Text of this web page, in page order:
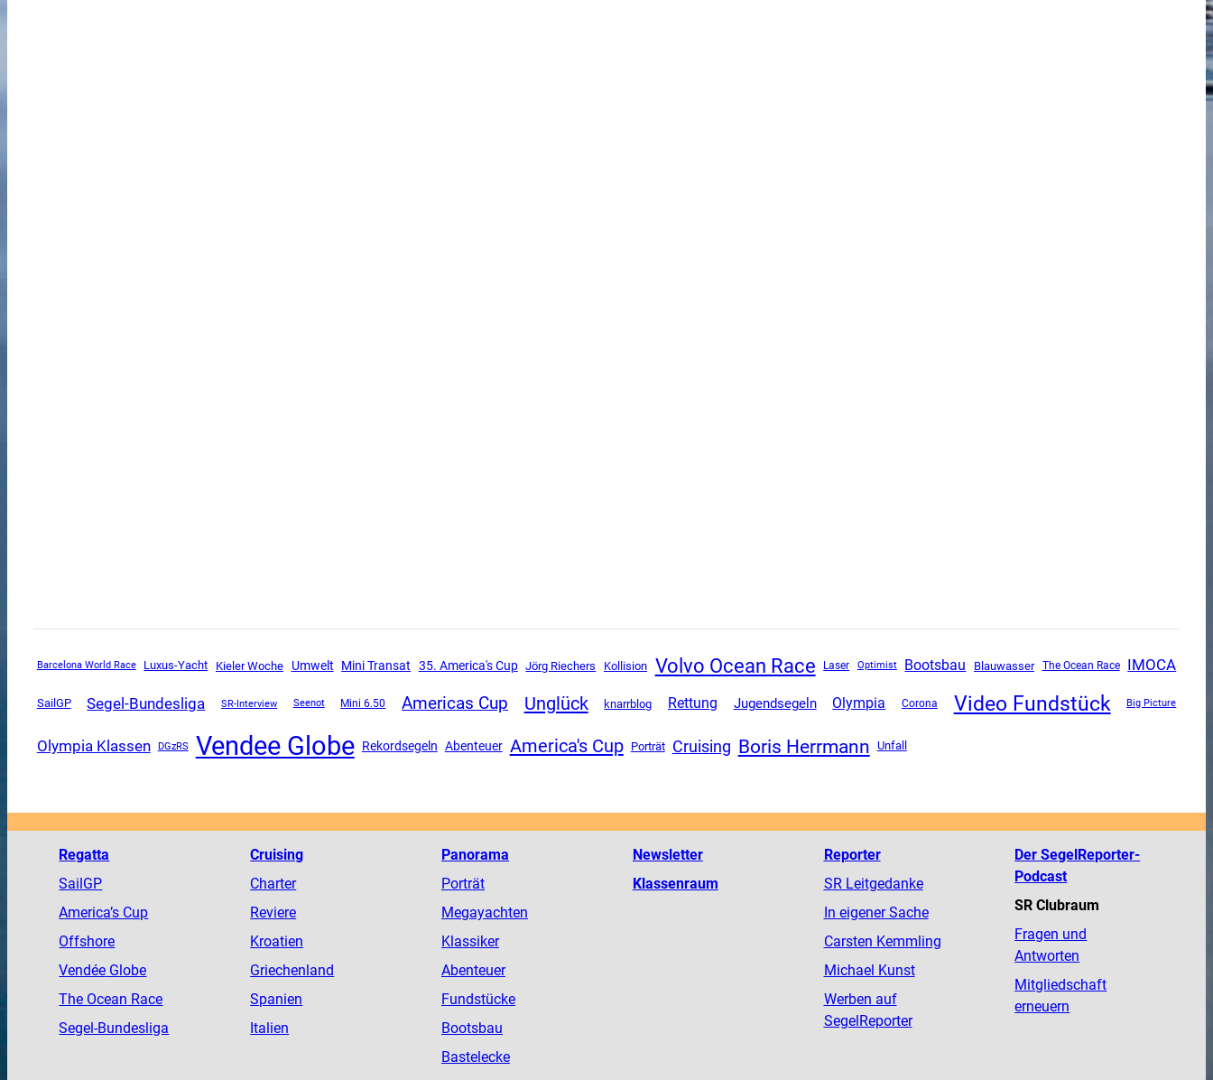
Barcelona World Race Luxus-Yacht Kieler Woche Umwelt Mini Transat 35. America's Cup Jörg Riechers Kollision Volvo Ocean Race Laser Optimist Bootsbau Blauwasser The Ocean Race IMOCA
SailGP Segel-Bundesliga SR-Interview Seenot Mini 6.50 Americas Cup Unglück knarrblog Rettung Jugendsegeln Olympia Corona Video Fundstück Big Picture
Olympia Klassen DGzRS Vendee Globe Rekordsegeln Abenteuer America's Cup Porträt Cruising Boris Herrmann Unfall
Regatta
SailGP
America’s Cup
Offshore
Vendée Globe
The Ocean Race
Segel-Bundesliga
Cruising
Charter
Reviere
Kroatien
Griechenland
Spanien
Italien
Panorama
Porträt
Megayachten
Klassiker
Abenteuer
Fundstücke
Bootsbau
Bastelecke
Newsletter
Klassenraum
Reporter
SR Leitgedanke
In eigener Sache
Carsten Kemmling
Michael Kunst
Werben auf
SegelReporter
Der SegelReporter-
Podcast
SR Clubraum
Fragen und
Antworten
Mitgliedschaft
erneuern